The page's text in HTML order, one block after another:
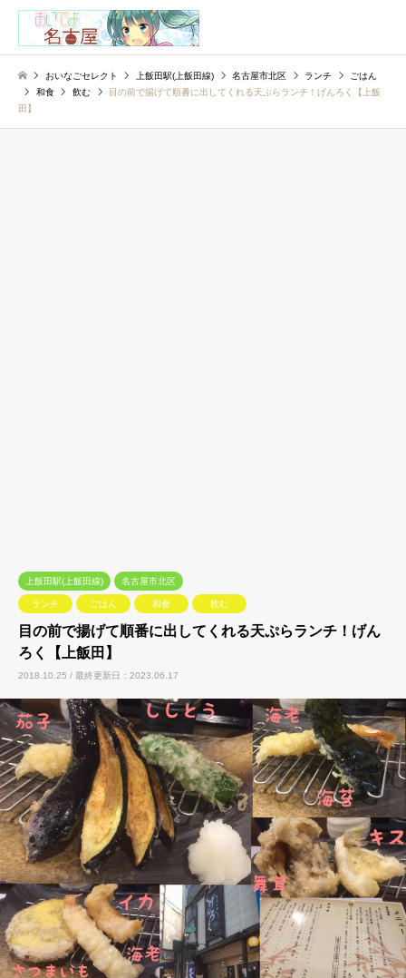
おいなごセレクト 上飯田駅(上飯田線) 名古屋市北区 ランチ
ごはん
和食
飲む
目の前で揚げて順番に出してくれる天ぷらランチ！げんろく【上飯
田】
上飯田駅(上飯田線) 名古屋市北区
ランチ ごはん 和食 飲む
目の前で揚げて順番に出してくれる天ぷらランチ！げん
ろく【上飯田】
2018.10.25 / 最終更新日：2023.06.17